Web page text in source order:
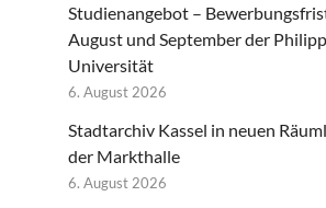
Studienangebot –
August und September der
Universität
6. August 2026
Stadtarchiv Kassel in neuen
der Markthalle
6. August 2026